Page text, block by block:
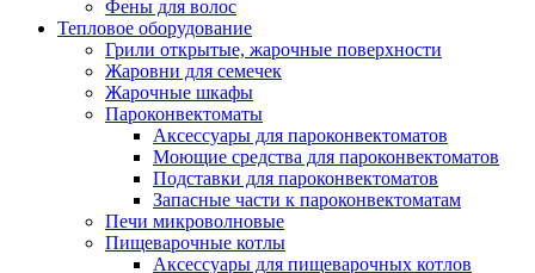
Фены для волос
Тепловое оборудование
Грили открытые, жарочные поверхности
Жаровни для семечек
Жарочные шкафы
Пароконвектоматы
Аксессуары для пароконвектоматов
Моющие средства для пароконвектоматов
Подставки для пароконвектоматов
Запасные части к пароконвектоматам
Печи микроволновые
Пищеварочные котлы
Аксессуары для пищеварочных котлов